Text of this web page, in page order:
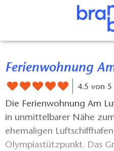
Ferienwohnung
4.5 von 5
Die Ferienwohnung Am
in unmittelbarer Nähe
ehemaligen
Olympiastützpunkt. Das